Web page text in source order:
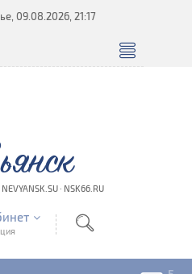
09.08.2026, 21:17
· NSK66.RU